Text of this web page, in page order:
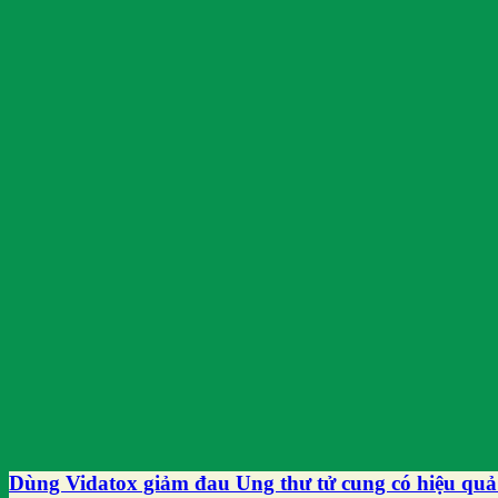
Dùng Vidatox giảm đau Ung thư tử cung có hiệu